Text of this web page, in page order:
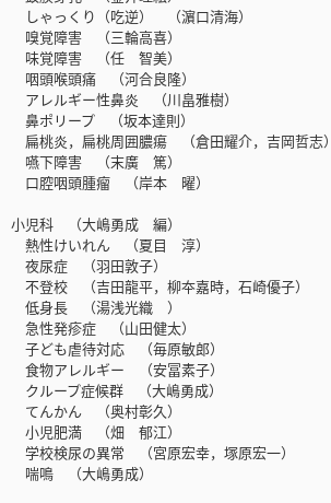
しゃっくり（吃逆） （濵口清海）
嗅覚障害 （三輪高喜）
味覚障害 （任 智美）
咽頭喉頭痛 （河合良隆）
アレルギー性鼻炎 （川畠雅樹）
鼻ポリープ （坂本達則）
扁桃炎，扁桃周囲膿瘍 （倉田耀介，吉岡哲志）
嚥下障害 （末廣 篤）
口腔咽頭腫瘤 （岸本 曜）
小児科 （大嶋勇成 編）
熱性けいれん （夏目 淳）
夜尿症 （羽田敦子）
不登校 （吉田龍平，柳夲嘉時，石崎優子）
低身長 （湯浅光織 ）
急性発疹症 （山田健太）
子ども虐待対応 （毎原敏郎）
食物アレルギー （安冨素子）
クループ症候群 （大嶋勇成）
てんかん （奥村彰久）
小児肥満 （畑 郁江）
学校検尿の異常 （宮原宏幸，塚原宏一）
喘鳴 （大嶋勇成）